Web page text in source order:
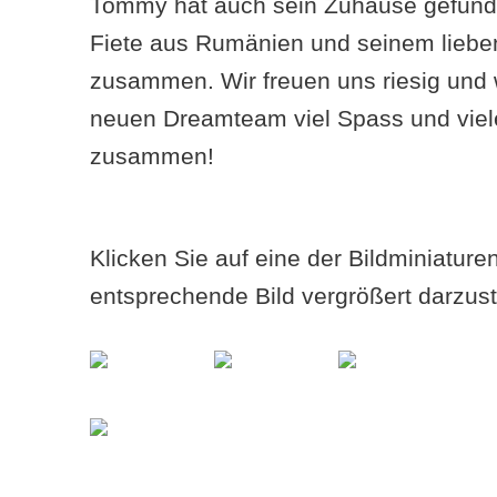
Fiete aus Rumänien und seinem
zusammen. Wir freuen uns riesig und
neuen Dreamteam viel Spass und
zusammen!
Klicken Sie auf eine der
entsprechende Bild vergrößert